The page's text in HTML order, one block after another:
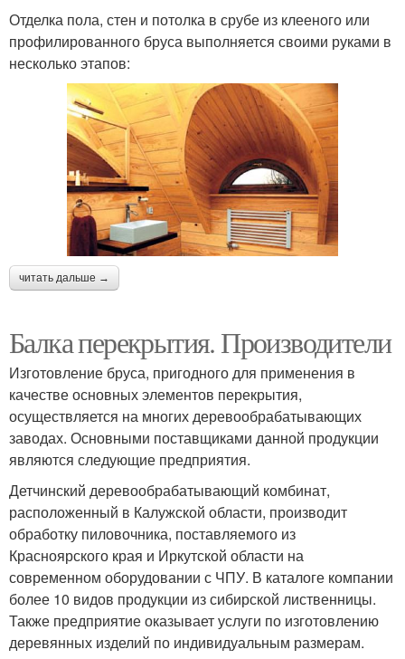
Отделка пола, стен и потолка в срубе из клееного или
профилированного бруса выполняется своими руками в
несколько этапов:
читать дальше →
Балка перекрытия. Производители
Изготовление бруса, пригодного для применения в
качестве основных элементов перекрытия,
осуществляется на многих деревообрабатывающих
заводах. Основными поставщиками данной продукции
являются следующие предприятия.
Детчинский деревообрабатывающий комбинат,
расположенный в Калужской области, производит
обработку пиловочника, поставляемого из
Красноярского края и Иркутской области на
современном оборудовании с ЧПУ. В каталоге компании
более 10 видов продукции из сибирской лиственницы.
Также предприятие оказывает услуги по изготовлению
деревянных изделий по индивидуальным размерам.